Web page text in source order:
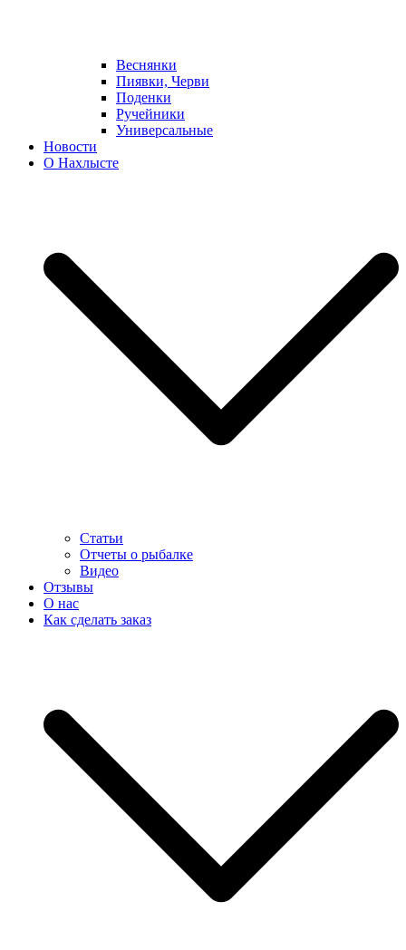
Веснянки
Пиявки, Черви
Поденки
Ручейники
Универсальные
Новости
О Нахлысте
Статьи
Отчеты о рыбалке
Видео
Отзывы
О нас
Как сделать заказ